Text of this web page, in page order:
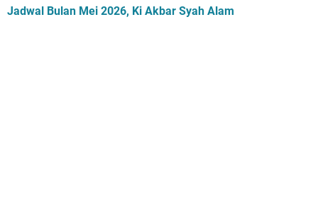
Jadwal Bulan Mei 2026, Ki Akbar Syah Alam